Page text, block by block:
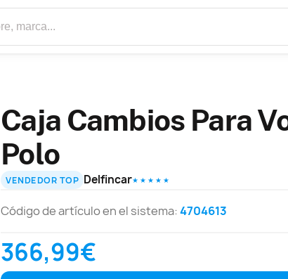
Caja Cambios Para
Polo
VENDEDOR TOP Delfincar★ ★ ★ ★ ★
Código de artículo en el sistema:4704613
366,99€